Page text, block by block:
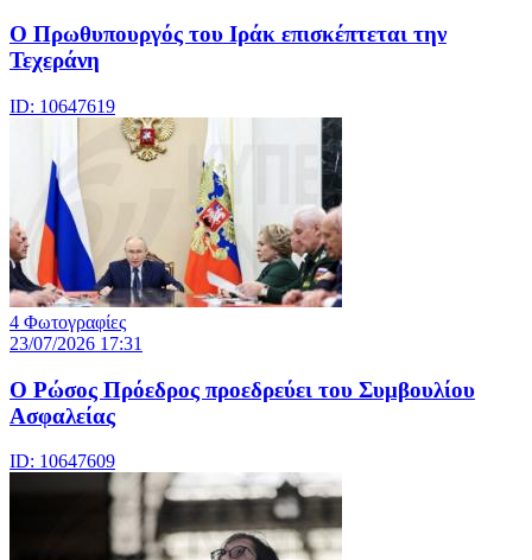
Ο Πρωθυπουργός του Ιράκ επισκέπτεται την
Τεχεράνη
ID: 10647619
4 Φωτογραφίες
23/07/2026 17:31
Ο Ρώσος Πρόεδρος προεδρεύει του Συμβουλίου
Ασφαλείας
ID: 10647609